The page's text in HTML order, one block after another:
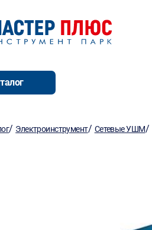
/ Электроинструмент/ Сетевые УШМ/